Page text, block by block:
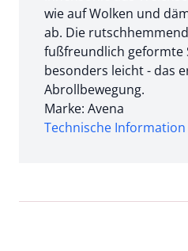
wie auf Wolken und
ab. Die
fußfreundlich geformte
besonders leicht - das
Abrollbewegung.
Marke: Avena
Technische Information